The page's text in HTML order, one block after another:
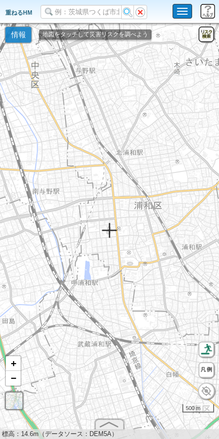
Toggle
navigation
重ねるHM
情報
+
−
500 m
地図をタッチして災害リスクを調べよう
標高： 14.6m（データソース：DEM5A）